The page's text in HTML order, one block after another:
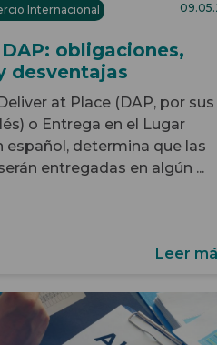
Internacional
obligaciones,
desventajas
at Place (DAP, por sus
o Entrega en el Lugar
español, determina que las
entregadas en algún ...
Leer